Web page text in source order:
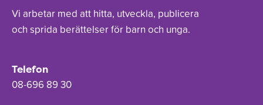
Vi arbetar med att hitta, utveckla, publicera
och sprida berättelser för barn och unga.
Telefon
08-696 89 30